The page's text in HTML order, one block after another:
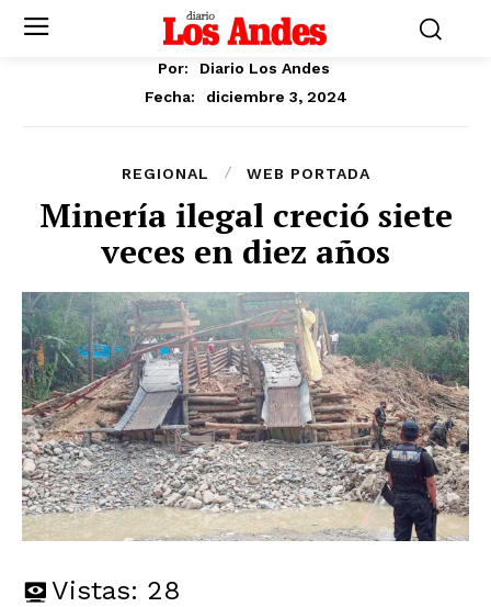
Por:
Diario Los Andes
Fecha:
diciembre 3, 2024
REGIONAL WEB PORTADA
Minería ilegal creció siete
veces en diez años
Vistas: 28